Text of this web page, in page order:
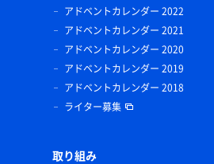
アドベントカレンダー 2022
アドベントカレンダー 2021
アドベントカレンダー 2020
アドベントカレンダー 2019
アドベントカレンダー 2018
ライター募集
取り組み